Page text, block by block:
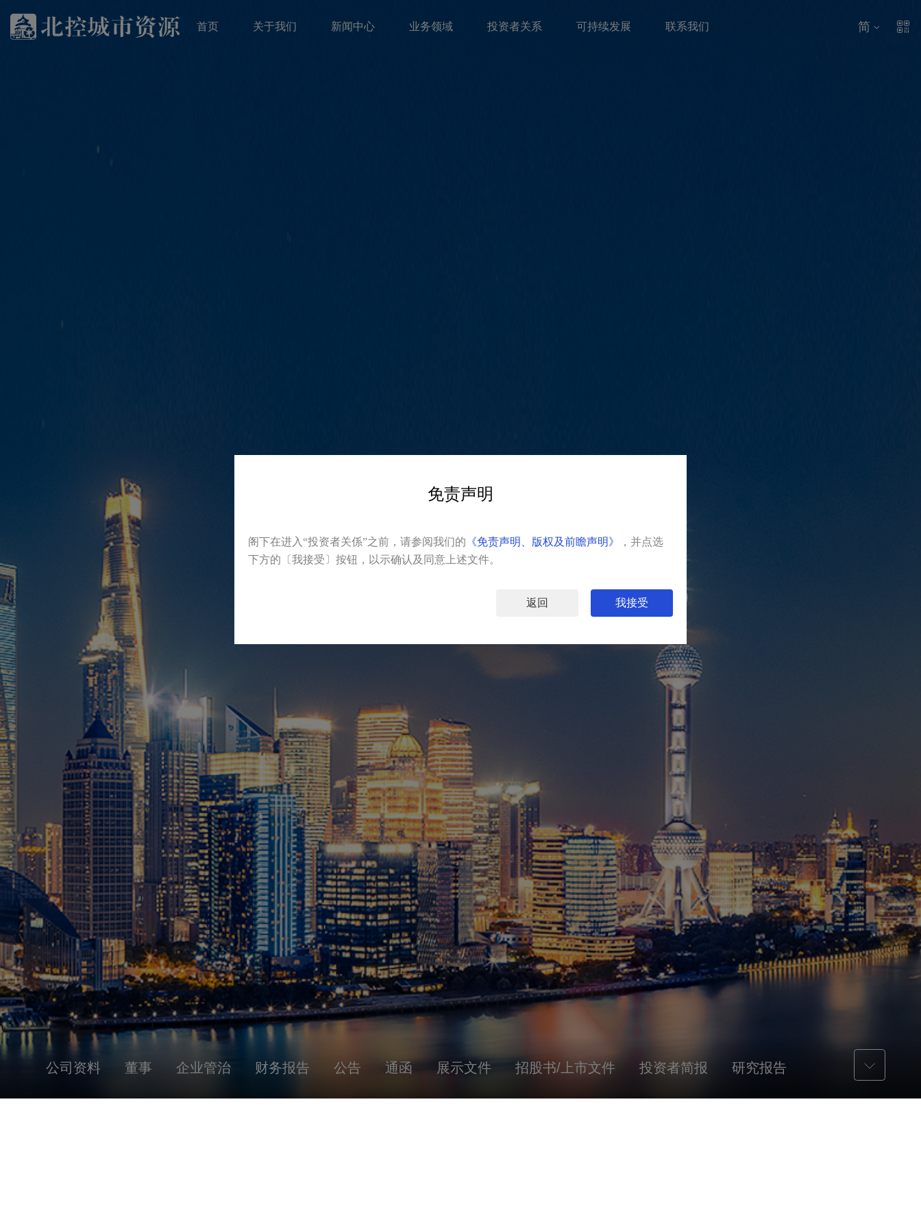
首页 关于我们 新闻中心 业务领域 投资者关系 可持续发展 联系我们 简
INVESTOR RELATIONS
投资者关系
公司资料 董事 企业管治 财务报告 公告 通函 展示文件 招股书/上市文件 投资者简报 研究报告
免责声明
阁下在进入“投资者关係”之前，请参阅我们的 《免责声明、版权及前瞻声明》
，并点选
下方的〔我接受〕按钮，以示确认及同意上述文件。
返回 我接受